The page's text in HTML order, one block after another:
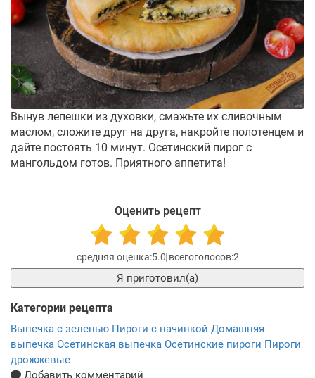
Вынув лепешки из духовки, смажьте их сливочным
маслом, сложите друг на друга, накройте полотенцем и
дайте постоять 10 минут. Осетинский пирог с
мангольдом готов. Приятного аппетита!
Оценить рецепт
5.0 2
Я приготовил(а)
Категории рецепта
Выпечка с зеленью Пироги с начинкой Домашняя
выпечка Осетинская выпечка Осетинские пироги Пироги
дрожжевые
Добавить комментарий